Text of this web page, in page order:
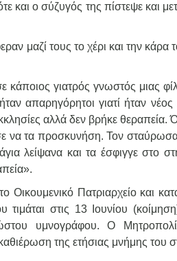
και ο σύζυγός της πίστεψε και
μαζί τους το χέρι και την κάρα
κάποιος γιατρός γνωστός μιας
απαρηγόρητοι γιατί ήταν νέος
αλλά δεν βρήκε θεραπεία.
να τα προσκυνήση. Τον
λείψανα και τα έσφιγγε στο
Οικουμενικό Πατριαρχείο και
στις 13 Ιουνίου
υμνογράφου. Ο
της ετήσιας μνήμης του